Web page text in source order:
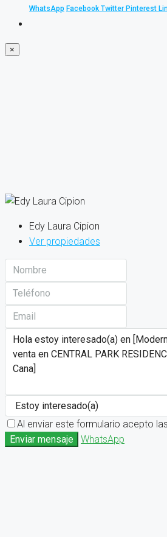
WhatsApp Facebook Twitter Pinterest
×
Edy Laura Cipion
Ver propiedades
Al enviar este formulario acepto las
Enviar mensaje
WhatsApp